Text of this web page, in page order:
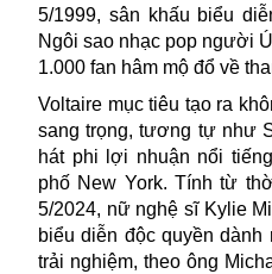
5/1999, sân khấu biểu
Ngôi sao nhạc pop người
1.000 fan hâm mộ đổ về
Voltaire mục tiêu tạo ra
sang trọng, tương tự như
hát phi lợi nhuận nổi
phố New York. Tính từ
5/2024, nữ nghệ sĩ Kylie
biểu diễn độc quyền dành
trải nghiệm, theo ông